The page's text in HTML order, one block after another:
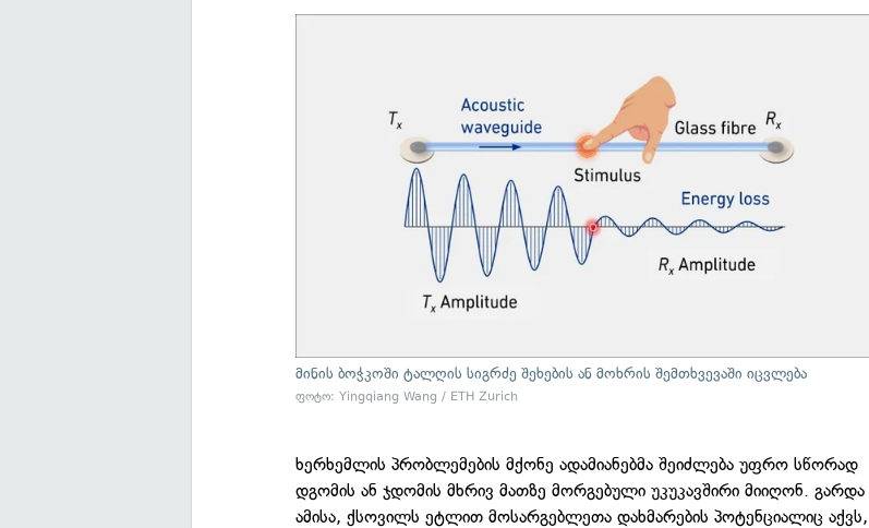
მინის ბოჭკოში ტალღის სიგრძე შეხების ან მოხრის შემთხვევაში იცვლება
ფოტო: Yingqiang Wang / ETH Zurich
ხერხემლის პრობლემების მქონე ადამიანებმა შეიძლება უფრო სწორად
დგომის ან ჯდომის მხრივ მათზე მორგებული უკუკავშირი მიიღონ. გარდა
ამისა, ქსოვილს ეტლით მოსარგებლეთა დახმარების პოტენციალიც აქვს,